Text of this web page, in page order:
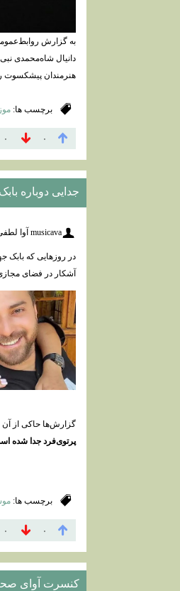
به گزارش
دانیال شاه‌محمدی
هنرمندان پیشکسوت
برچسب ها:
۰ ۰
جدایی دوباره
musicava آوا لطفی
در روزهایی که بابک
آشکار در فضای
گزارش‌ها حاکی از
پرتوی‌فرد جدا شده
برچسب ها:
۰ ۰
کنسرت آوای